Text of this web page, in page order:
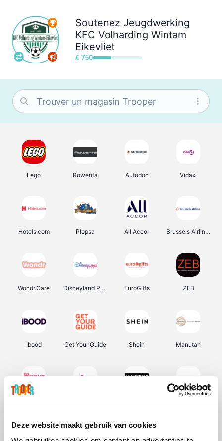
Deze website maakt gebruik van cookies
Soutenez Jeugdwerking
KFC Volharding Wintam
Eikevliet
€ 750
Lego Rowenta Autodoc Vidaxl
Hotels.com Plopsa All Accor Brussels Airlines
Wondr.Care Disneyland Paris EuroGifts ZEB
Ibood Get Your Guide Shein Manutan